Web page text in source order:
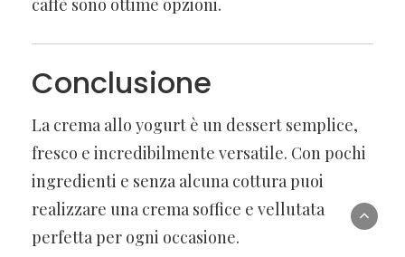
Conclusione
La crema allo yogurt è un dessert semplice,
fresco e incredibilmente versatile. Con pochi
ingredienti e senza alcuna cottura puoi
realizzare una crema soffice e vellutata
perfetta per ogni occasione.